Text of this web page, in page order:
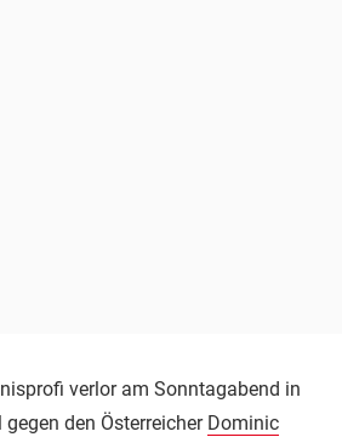
verlor am Sonntagabend in
den Österreicher Dominic